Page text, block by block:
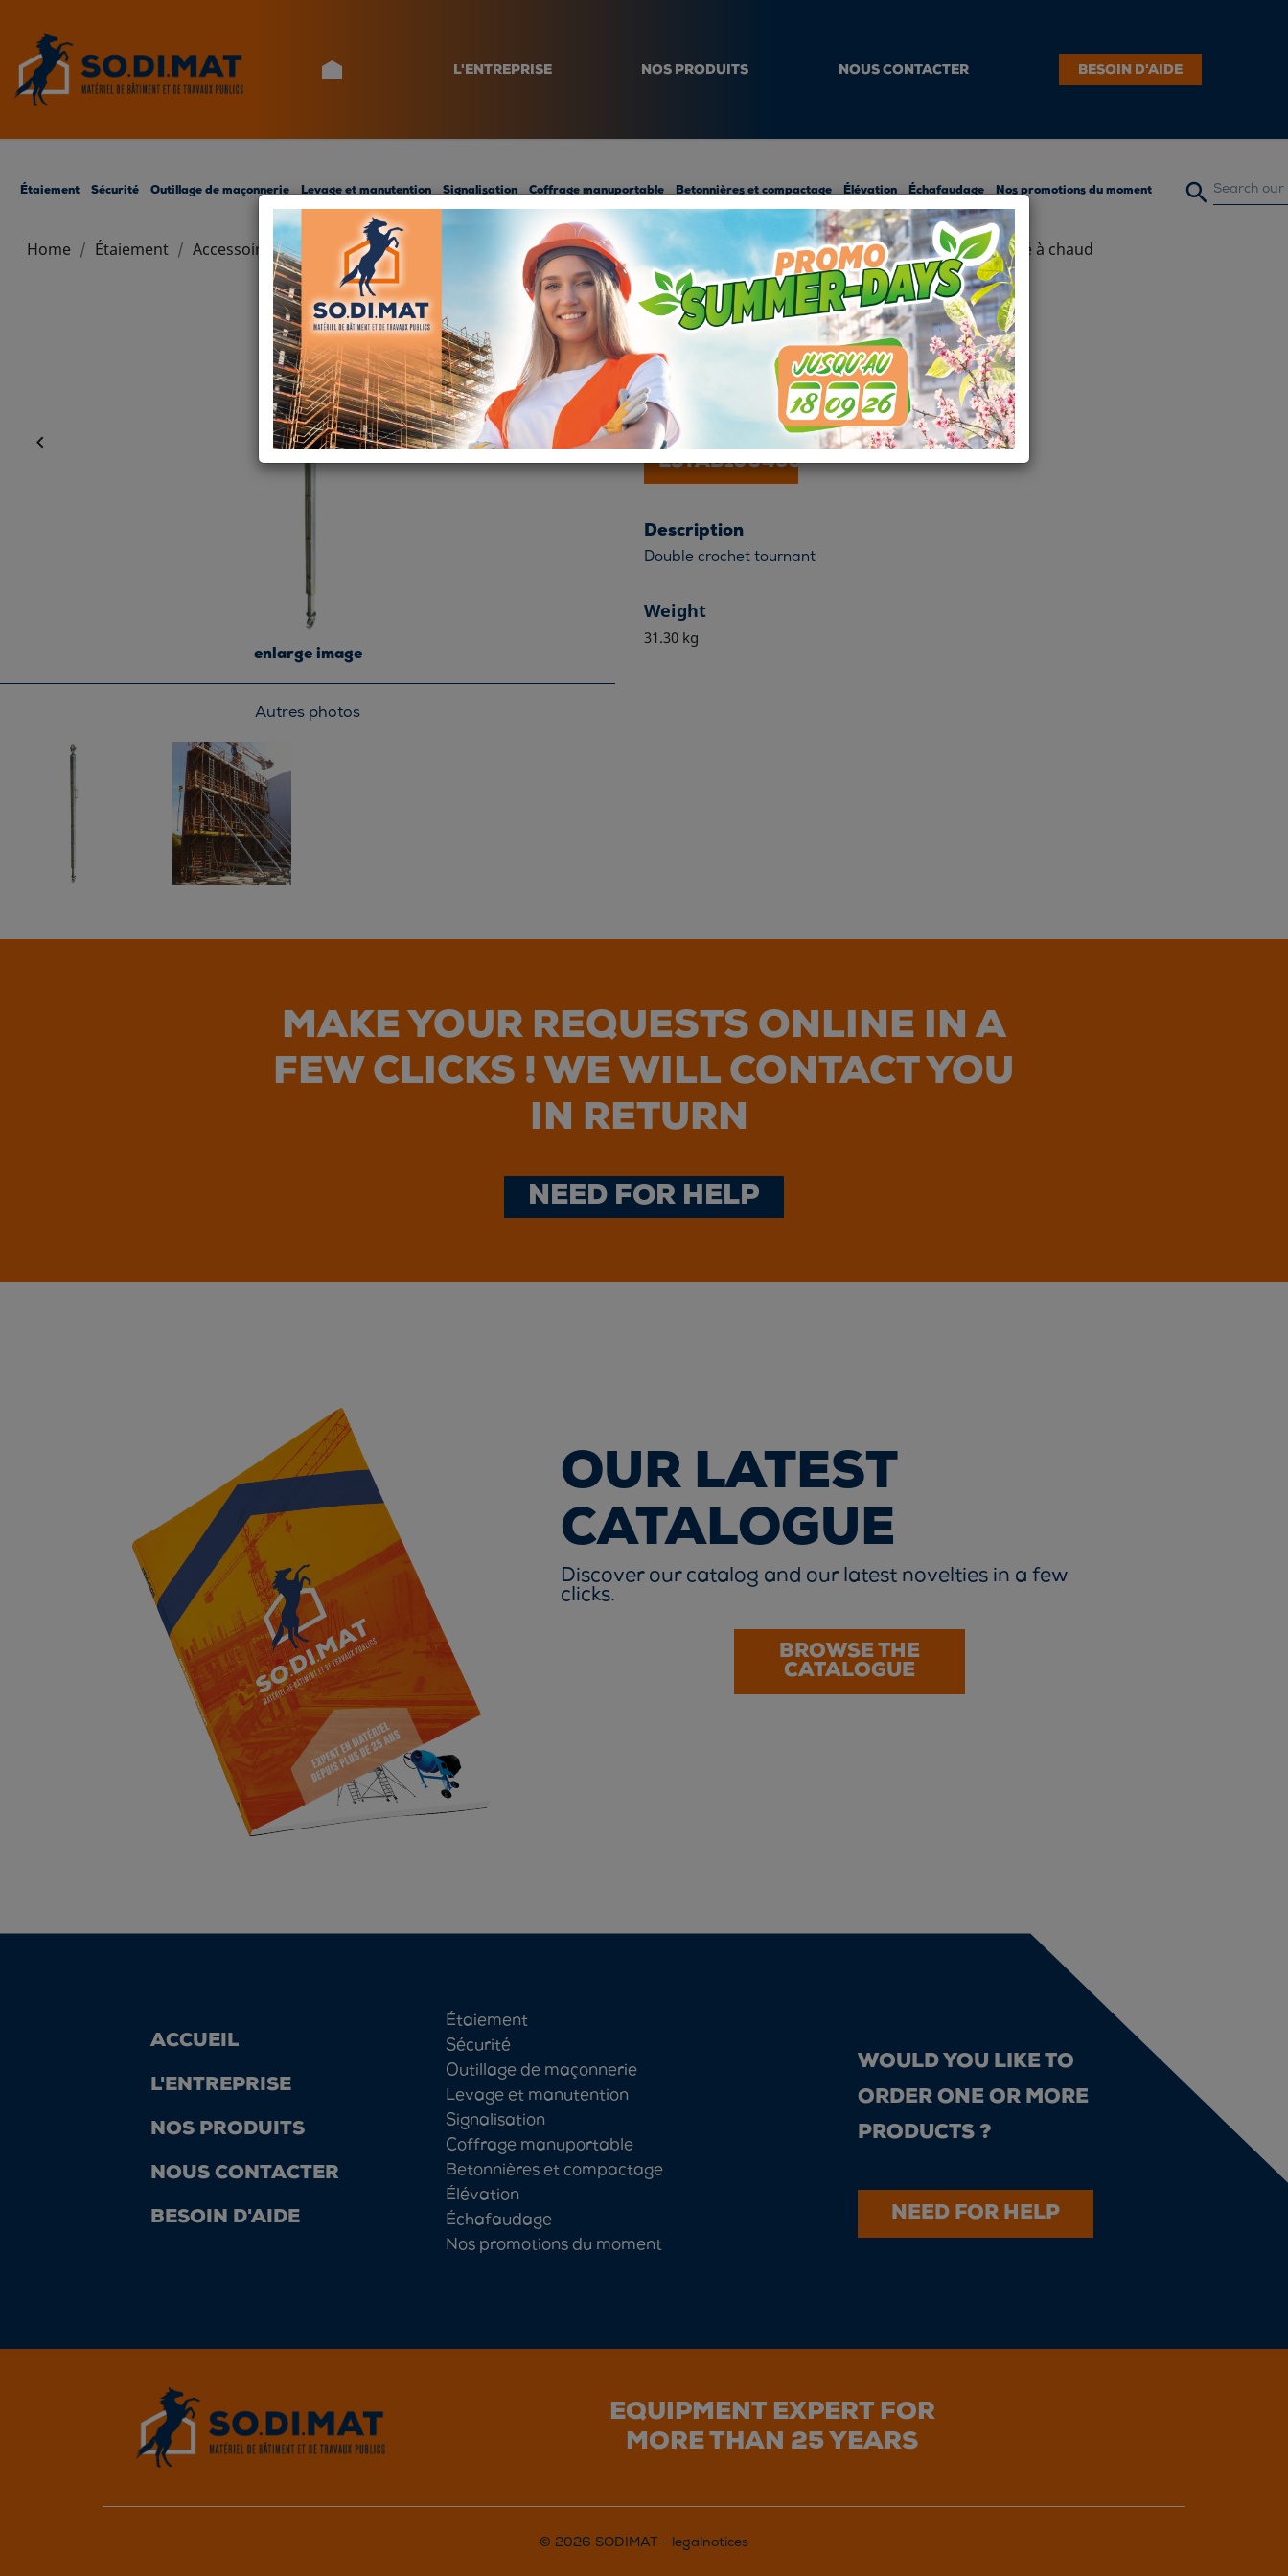
ACCUEIL L'ENTREPRISE NOS PRODUITS NOUS CONTACTER BESOIN D'AIDE
Étaiement Sécurité Outillage de maçonnerie Levage et manutention Signalisation Coffrage manuportable Betonnières et compactage Élévation Échafaudage Nos promotions du moment 
Home Étaiement Accessoires de coffrage Etais de stabilisation ETAI STABILILSATEUR N°3 - Extensible de 2,56 à 4,50 m - Galvanisé à chaud
 
enlarge image
Autres photos
ETAI STABILILSATEUR N°3 -
Extensible de 2,56 à 4,50 m -
Galvanisé à chaud
Réf.: ESTAB100450G
ESTAB100450G
Description
Double crochet tournant
Weight
31.30 kg
MAKE YOUR REQUESTS ONLINE IN A
FEW CLICKS ! WE WILL CONTACT YOU
IN RETURN
NEED FOR HELP
OUR LATEST
CATALOGUE
Discover our catalog and our latest novelties in a few
clicks.
BROWSE THE
CATALOGUE
ACCUEIL
L'ENTREPRISE
NOS PRODUITS
NOUS CONTACTER
BESOIN D'AIDE
Étaiement
Sécurité
Outillage de maçonnerie
Levage et manutention
Signalisation
Coffrage manuportable
Betonnières et compactage
Élévation
Échafaudage
Nos promotions du moment
WOULD YOU LIKE TO
ORDER ONE OR MORE
PRODUCTS ?
NEED FOR HELP
EQUIPMENT EXPERT FOR
MORE THAN 25 YEARS
© 2026 SODIMAT - legalnotices